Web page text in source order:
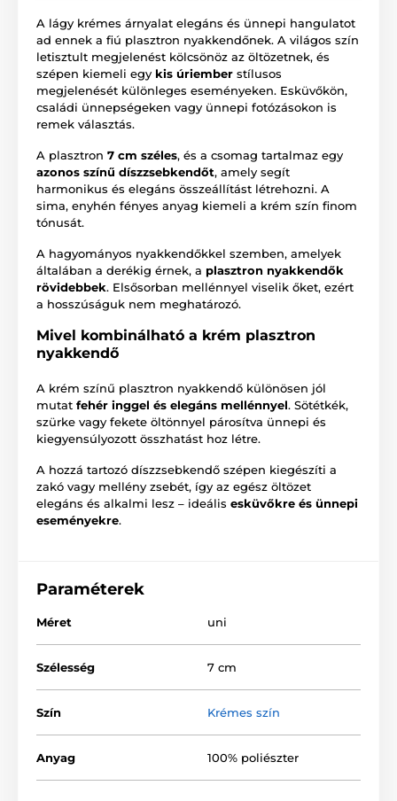
A lágy krémes árnyalat elegáns és ünnepi hangulatot
ad ennek a fiú plasztron nyakkendőnek. A világos szín
letisztult megjelenést kölcsönöz az öltözetnek, és
szépen kiemeli egy kis úriember stílusos
megjelenését különleges eseményeken. Esküvőkön,
családi ünnepségeken vagy ünnepi fotózásokon is
remek választás.
A plasztron 7 cm széles, és a csomag tartalmaz egy
azonos színű díszzsebkendőt, amely segít
harmonikus és elegáns összeállítást létrehozni. A
sima, enyhén fényes anyag kiemeli a krém szín finom
tónusát.
A hagyományos nyakkendőkkel szemben, amelyek
általában a derékig érnek, a plasztron nyakkendők
rövidebbek. Elsősorban mellénnyel viselik őket, ezért
a hosszúságuk nem meghatározó.
Mivel kombinálható a krém plasztron
nyakkendő
A krém színű plasztron nyakkendő különösen jól
mutat fehér inggel és elegáns mellénnyel. Sötétkék,
szürke vagy fekete öltönnyel párosítva ünnepi és
kiegyensúlyozott összhatást hoz létre.
A hozzá tartozó díszzsebkendő szépen kiegészíti a
zakó vagy mellény zsebét, így az egész öltözet
elegáns és alkalmi lesz – ideális esküvőkre és ünnepi
eseményekre.
Paraméterek
Méret uni
Szélesség 7 cm
Szín Krémes szín
Anyag 100% poliészter